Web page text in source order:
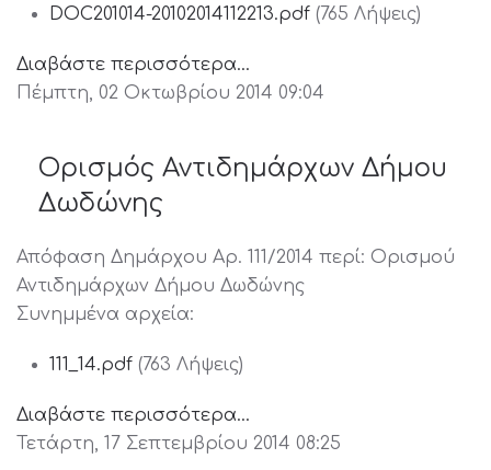
DOC201014-20102014112213.pdf (765 Λήψεις)
Διαβάστε περισσότερα...
Πέμπτη, 02 Οκτωβρίου 2014 09:04
Ορισμός Αντιδημάρχων Δήμου
Δωδώνης
Απόφαση Δημάρχου Αρ. 111/2014 περί: Ορισμού
Αντιδημάρχων Δήμου Δωδώνης
Συνημμένα αρχεία:
111_14.pdf (763 Λήψεις)
Διαβάστε περισσότερα...
Τετάρτη, 17 Σεπτεμβρίου 2014 08:25